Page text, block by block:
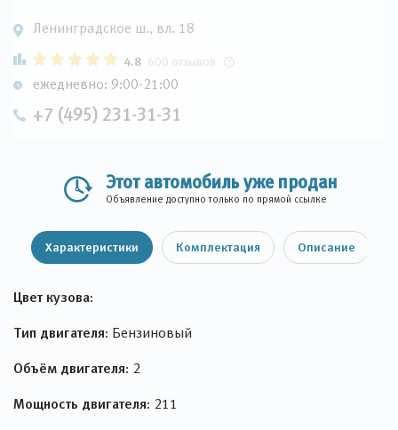
Ленинградское ш., вл. 18
4.8 600 отзывов
ежедневно: 9:00-21:00
+7 (495) 231-31-31
Этот автомобиль уже продан
Объявление доступно только по прямой ссылке
Характеристики Комплектация Описание
Цвет кузова:
Тип двигателя: Бензиновый
Объём двигателя: 2
Мощность двигателя: 211